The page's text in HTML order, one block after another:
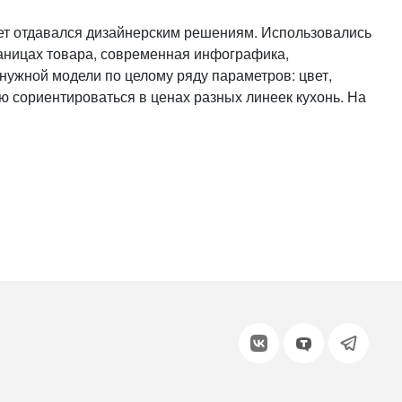
отдавался дизайнерским решениям. Использовались
товара, современная инфографика,
модели по целому ряду параметров: цвет,
в ценах разных линеек кухонь. На